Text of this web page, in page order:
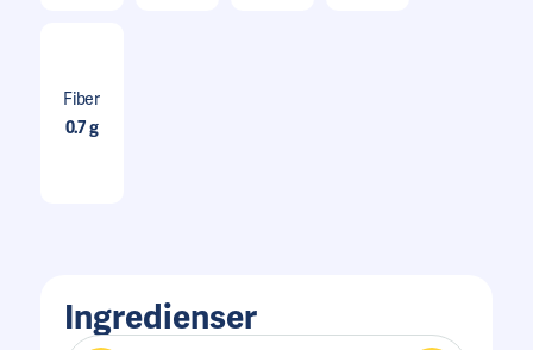
Fiber
0.7 g
Ingredienser